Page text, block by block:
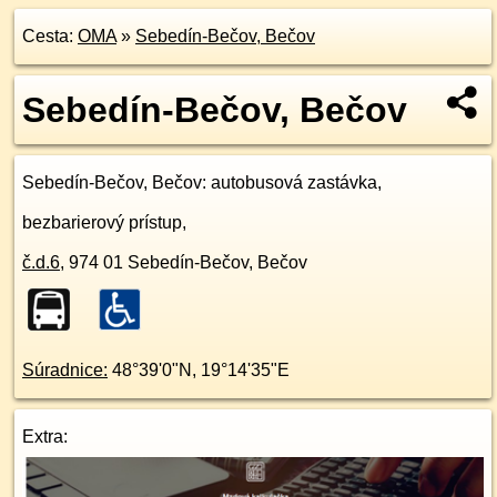
Cesta: OMA» Sebedín-Bečov, Bečov
Sebedín-Bečov, Bečov
Sebedín-Bečov, Bečov: autobusová zastávka,
bezbarierový prístup,
č.d.6, 974 01 Sebedín-Bečov, Bečov
Súradnice: 48°39'0"N , 19°14'35"E
Extra: